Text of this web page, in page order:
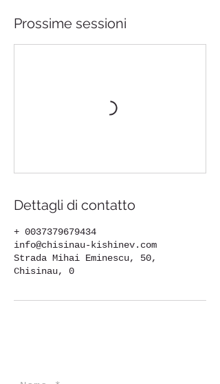
Prossime sessioni
Dettagli di contatto
+ 0037379679434
info@chisinau-kishinev.com
Strada Mihai Eminescu, 50,
Chisinau, 0